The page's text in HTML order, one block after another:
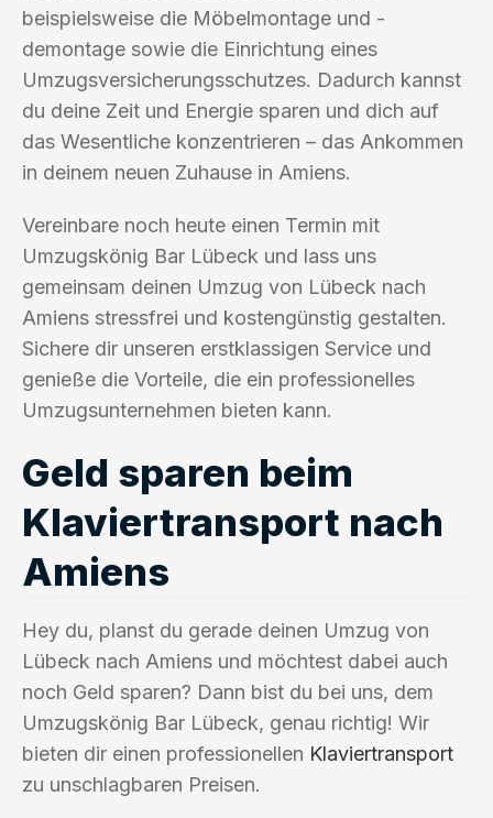
beispielsweise die Möbelmontage und -
demontage sowie die Einrichtung eines
Umzugsversicherungsschutzes. Dadurch kannst
du deine Zeit und Energie sparen und dich auf
das Wesentliche konzentrieren – das Ankommen
in deinem neuen Zuhause in Amiens.
Vereinbare noch heute einen Termin mit
Umzugskönig Bar Lübeck und lass uns
gemeinsam deinen Umzug von Lübeck nach
Amiens stressfrei und kostengünstig gestalten.
Sichere dir unseren erstklassigen Service und
genieße die Vorteile, die ein professionelles
Umzugsunternehmen bieten kann.
Geld sparen beim
Klaviertransport nach
Amiens
Hey du, planst du gerade deinen Umzug von
Lübeck nach Amiens und möchtest dabei auch
noch Geld sparen? Dann bist du bei uns, dem
Umzugskönig Bar Lübeck, genau richtig! Wir
bieten dir einen professionellen Klaviertransport
zu unschlagbaren Preisen.